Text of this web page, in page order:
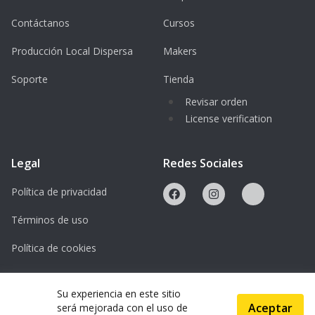
Contáctanos
Producción Local Dispersa
Soporte
Cursos
Makers
Tienda
Revisar orden
License verification
Legal
Política de privacidad
Términos de uso
Política de cookies
Licencias
Redes Sociales
Su experiencia en este sitio
será mejorada con el uso de
Aceptar